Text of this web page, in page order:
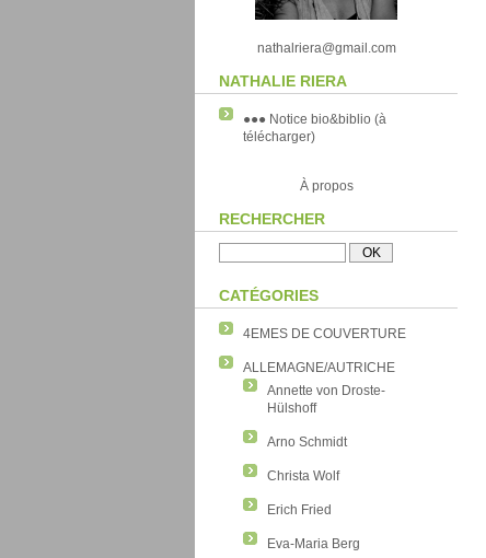
nathalriera@gmail.com
NATHALIE RIERA
●●● Notice bio&biblio (à
télécharger)
À propos
RECHERCHER
CATÉGORIES
4EMES DE COUVERTURE
ALLEMAGNE/AUTRICHE
Annette von Droste-
Hülshoff
Arno Schmidt
Christa Wolf
Erich Fried
Eva-Maria Berg